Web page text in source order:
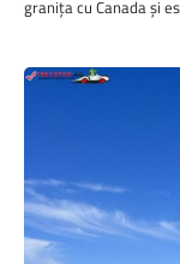
granița cu Canada și